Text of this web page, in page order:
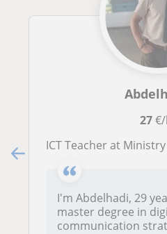
27€/
ICT Teacher at Ministry of National
I'm Abdelhadi, 29
master degree in
communication